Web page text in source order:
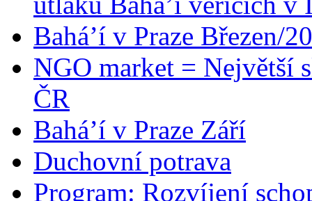
Bahá’í v Praze Březen/
NGO market = Největší
ČR
Bahá’í v Praze Září
Duchovní potrava
Program: Rozvíjení